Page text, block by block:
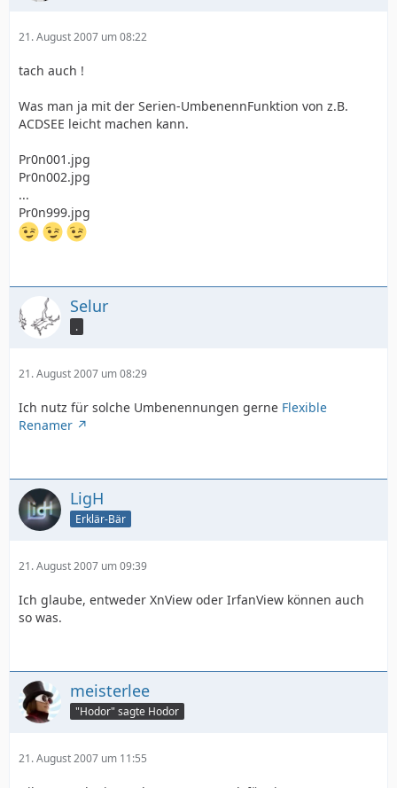
21. August 2007 um 08:22
tach auch !
Was man ja mit der Serien-UmbenennFunktion von z.B.
ACDSEE leicht machen kann.
Pr0n001.jpg
Pr0n002.jpg
...
Pr0n999.jpg
Selur
.
21. August 2007 um 08:29
Ich nutz für solche Umbenennungen gerne Flexible
Renamer
LigH
Erklär-Bär
21. August 2007 um 09:39
Ich glaube, entweder XnView oder IrfanView können auch
so was.
meisterlee
"Hodor" sagte Hodor
21. August 2007 um 11:55